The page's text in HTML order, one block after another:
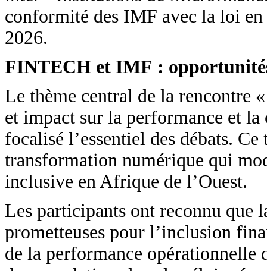
conformité des IMF avec la loi
2026.
FINTECH et IMF :
Le thème central de la rencontre
et impact sur la performance et
focalisé l’essentiel des débats.
transformation numérique qui
inclusive en Afrique de l’Ouest.
Les participants ont reconnu que
prometteuses pour l’inclusion
de la performance opérationnelle